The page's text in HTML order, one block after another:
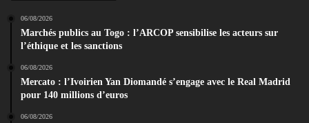
06/08/2026
Marchés publics au Togo : l’ARCOP sensibilise les acteurs sur
l’éthique et les sanctions
06/08/2026
Mercato : l’Ivoirien Yan Diomandé s’engage avec le Real Madrid
pour 140 millions d’euros
06/08/2026